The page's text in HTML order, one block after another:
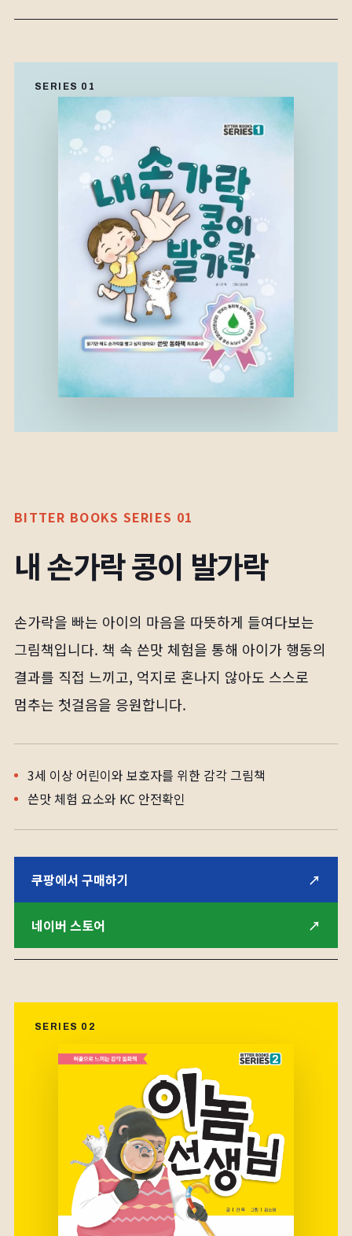
SERIES 01
BITTER BOOKS SERIES 01
내 손가락 콩이 발가락
손가락을 빠는 아이의 마음을 따뜻하게 들여다보는
그림책입니다. 책 속 쓴맛 체험을 통해 아이가 행동의
결과를 직접 느끼고, 억지로 혼나지 않아도 스스로
멈추는 첫걸음을 응원합니다.
3세 이상 어린이와 보호자를 위한 감각 그림책
쓴맛 체험 요소와 KC 안전확인
쿠팡에서 구매하기 ↗
네이버 스토어 ↗
SERIES 02